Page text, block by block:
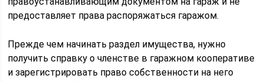
предоставляет права распоряжаться гаражом.
Прежде чем начинать раздел имущества, нужно
получить справку о членстве в гаражном кооперативе
и зарегистрировать право собственности на него